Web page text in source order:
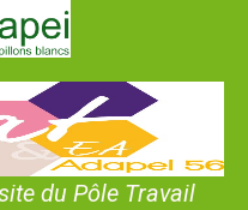
du Pôle Travail